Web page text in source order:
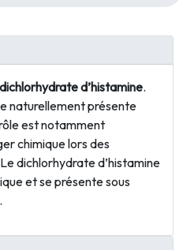
dichlorhydrate d’histamine.
naturellement présente
est notamment
chimique lors des
dichlorhydrate d’histamine
et se présente sous